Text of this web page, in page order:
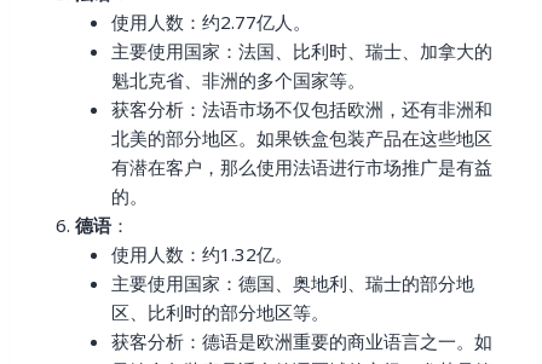
使用人数：约2.77亿人。
主要使用国家：法国、比利时、瑞士、加拿大的
魁北克省、非洲的多个国家等。
获客分析：法语市场不仅包括欧洲，还有非洲和
北美的部分地区。如果铁盒包装产品在这些地区
有潜在客户，那么使用法语进行市场推广是有益
的。
德语 ：
使用人数：约1.32亿。
主要使用国家：德国、奥地利、瑞士的部分地
区、比利时的部分地区等。
获客分析：德语是欧洲重要的商业语言之一。如